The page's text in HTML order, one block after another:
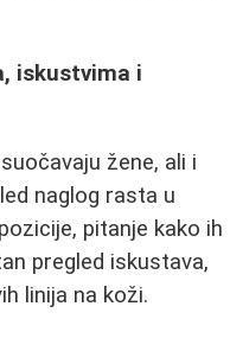
iskustvima i
žene, ali i
naglog rasta u
pitanje kako ih
pregled iskustava,
linija na koži.